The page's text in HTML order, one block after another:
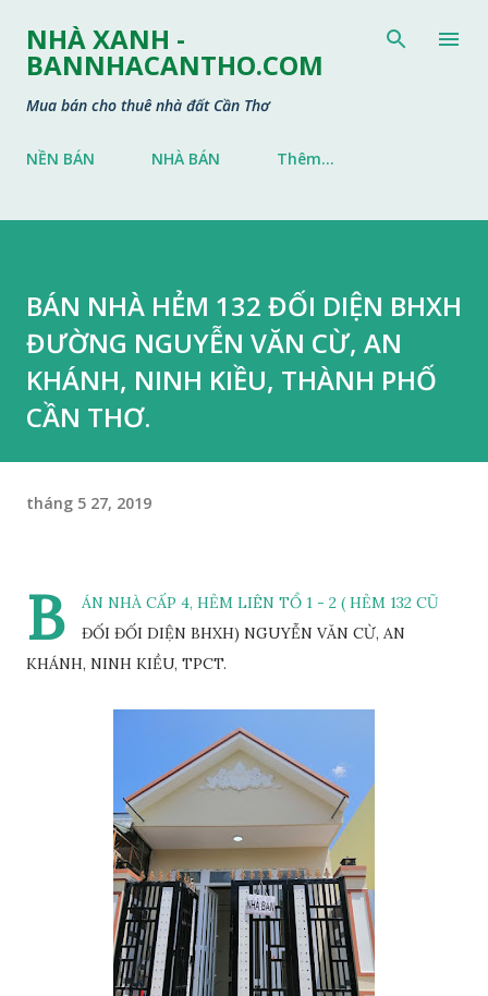
Chuyển đến nội dung chính
NHÀ XANH -
BANNHACANTHO.COM
Mua bán cho thuê nhà đất Cần Thơ
NỀN BÁN NHÀ BÁN Thêm…
BÁN NHÀ HẺM 132 ĐỐI DIỆN BHXH
ĐƯỜNG NGUYỄN VĂN CỪ, AN
KHÁNH, NINH KIỀU, THÀNH PHỐ
CẦN THƠ.
tháng 5 27, 2019
B
ÁN NHÀ CẤP 4, HẺM LIÊN TỔ 1 - 2 ( HẺM 132 CŨ
ĐỐI ĐỐI DIỆN BHXH) NGUYỄN VĂN CỪ, AN
KHÁNH, NINH KIỀU, TPCT.